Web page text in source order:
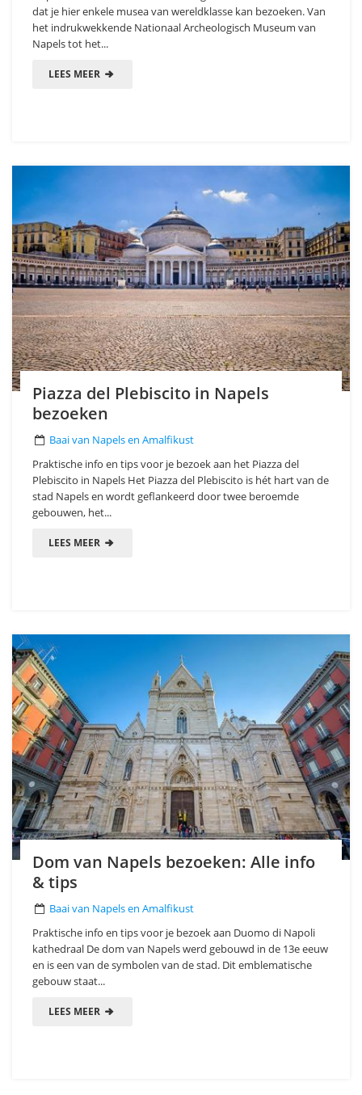
dat je hier enkele musea van wereldklasse kan bezoeken. Van
het indrukwekkende Nationaal Archeologisch Museum van
Napels tot het...
LEES MEER
Piazza del Plebiscito in Napels
bezoeken
Baai van Napels en Amalfikust
Praktische info en tips voor je bezoek aan het Piazza del
Plebiscito in Napels Het Piazza del Plebiscito is hét hart van de
stad Napels en wordt geflankeerd door twee beroemde
gebouwen, het...
LEES MEER
Dom van Napels bezoeken: Alle info
& tips
Baai van Napels en Amalfikust
Praktische info en tips voor je bezoek aan Duomo di Napoli
kathedraal De dom van Napels werd gebouwd in de 13e eeuw
en is een van de symbolen van de stad. Dit emblematische
gebouw staat...
LEES MEER